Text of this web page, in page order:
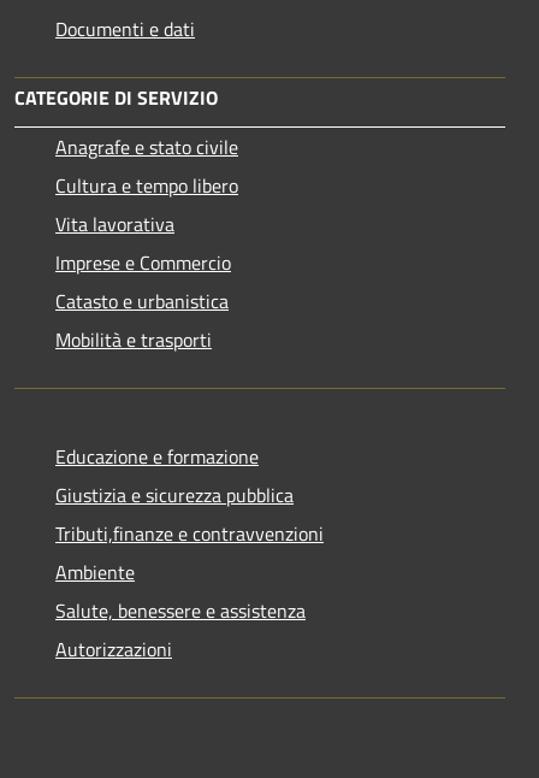
Documenti e dati
CATEGORIE DI SERVIZIO
Anagrafe e stato civile
Cultura e tempo libero
Vita lavorativa
Imprese e Commercio
Catasto e urbanistica
Mobilità e trasporti
Educazione e formazione
Giustizia e sicurezza pubblica
Tributi,finanze e contravvenzioni
Ambiente
Salute, benessere e assistenza
Autorizzazioni